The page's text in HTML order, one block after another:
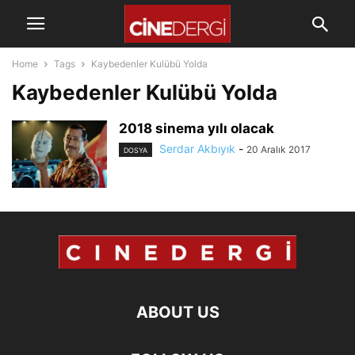
Home Tags Kaybedenler Kulübü Yolda
Kaybedenler Kulübü Yolda
2018 sinema yılı olacak
DOSYA Serdar Akbıyık - 20 Aralık 2017
ABOUT US